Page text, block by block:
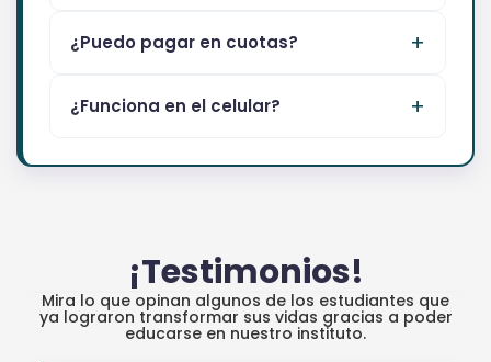
¿Puedo pagar en cuotas?
¿Funciona en el celular?
¡Testimonios!
Mira lo que opinan algunos de los estudiantes que
ya lograron transformar sus vidas gracias a poder
educarse en nuestro instituto.